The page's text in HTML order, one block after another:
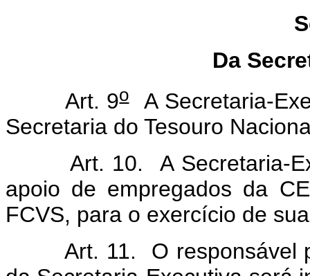
Da
Art. 9oA Secretaria-
Secretaria do Tesouro
Art. 10. A Secretaria-
apoio de empregados da
FCVS, para o exercício de
Art. 11. O responsável